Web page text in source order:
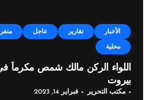
الأخبار تقارير عاجل
محلية
اللواء الركن مالك شمص مكرماً
بيروت
مكتب التحرير فبراير 14, 2023